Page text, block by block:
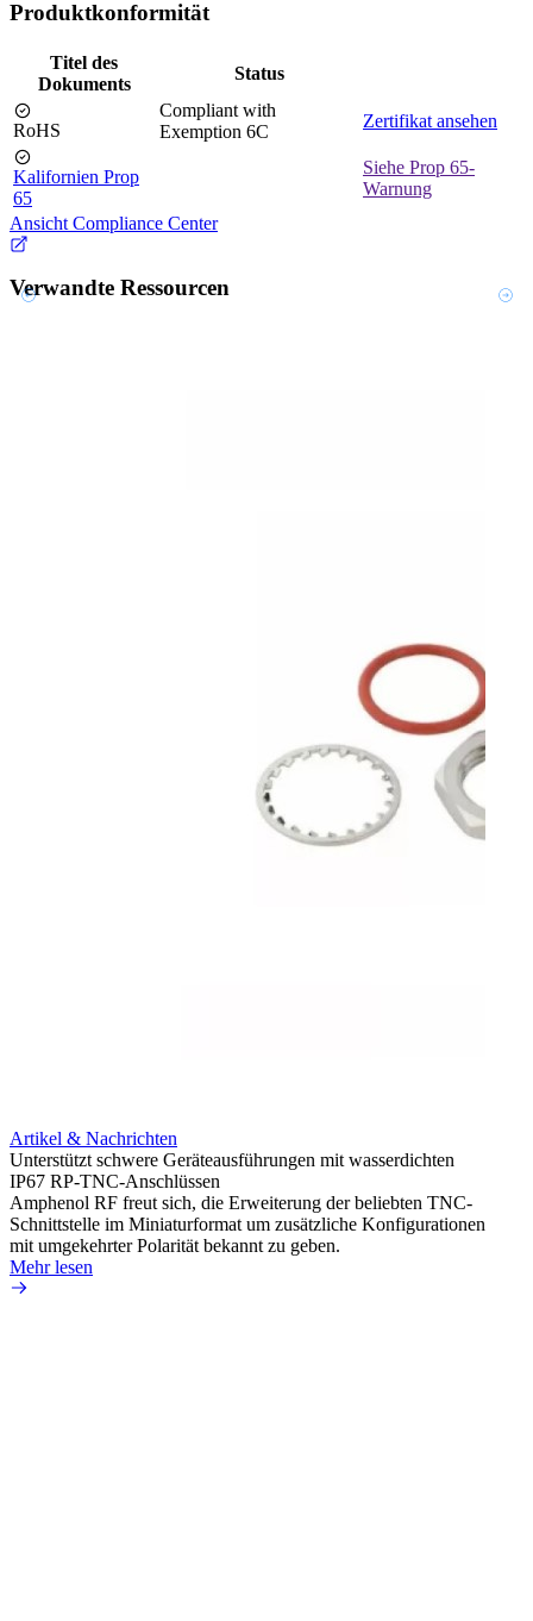
Produktkonformität
Titel des
Dokuments
Status
RoHS
Compliant with
Exemption 6C
Zertifikat ansehen
Kalifornien Prop
65
Siehe Prop 65-
Warnung
Ansicht Compliance Center
Verwandte Ressourcen
Artikel & Nachrichten
Unterstützt schwere Geräteausführungen mit wasserdichten
IP67 RP-TNC-Anschlüssen
Amphenol RF freut sich, die Erweiterung der beliebten TNC-
Schnittstelle im Miniaturformat um zusätzliche Konfigurationen
mit umgekehrter Polarität bekannt zu geben.
Mehr lesen